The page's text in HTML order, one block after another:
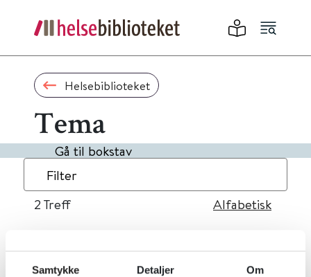
Samtykke Detaljer Om
Helsebiblioteket
Tema
Gå til bokstav
Filter
2 Treff Alfabetisk